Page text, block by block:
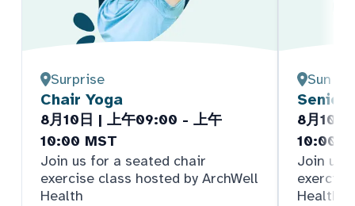
Surprise
Chair Yoga
8月10日 | 上午09:00 - 上午
10:00 MST
Join us for a seated chair
exercise class hosted by ArchWell
Health
Sun
Senior
8月10
10:00
Join us
Health